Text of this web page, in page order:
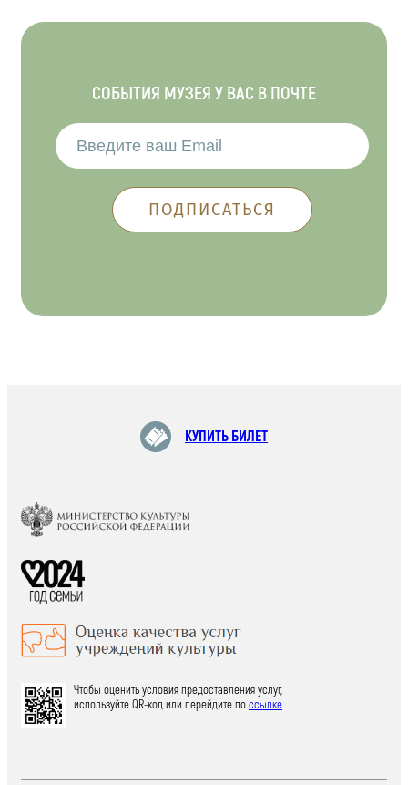
СОБЫТИЯ МУЗЕЯ У ВАС В ПОЧТЕ
КУПИТЬ БИЛЕТ
Чтобы оценить условия предоставления услуг,
используйте QR-код или перейдите поссылке